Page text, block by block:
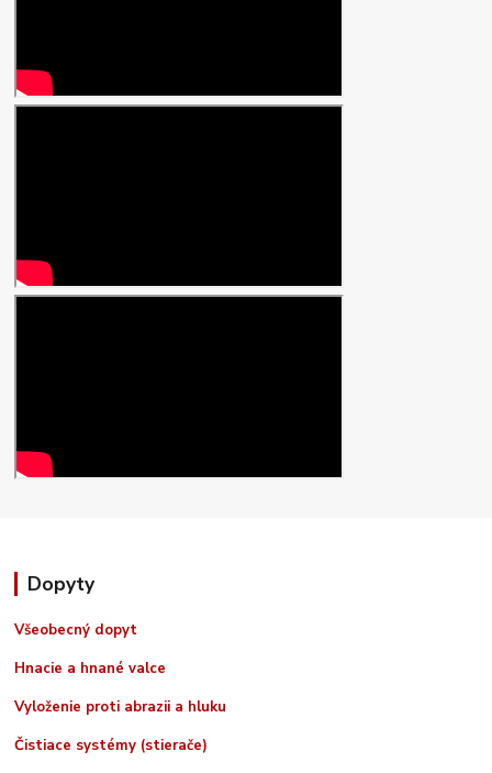
Dopyty
Všeobecný dopyt
Hnacie a hnané valce
Vyloženie proti abrazii a hluku
Čistiace systémy (stierače)